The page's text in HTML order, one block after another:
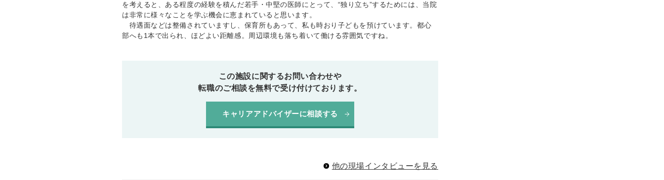
を考えると、ある程度の経験を積んだ若手・中堅の医師にとって、“独り立ち”するためには、当院
は非常に様々なことを学ぶ機会に恵まれていると思います。
待遇面などは整備されていますし、保育所もあって、私も時おり子どもを預けています。都心
部へも1本で出られ、ほどよい距離感。周辺環境も落ち着いて働ける雰囲気ですね。
この施設に関するお問い合わせや
転職のご相談を無料で受け付けております。
キャリアアドバイザーに相談する
他の現場インタビューを見る